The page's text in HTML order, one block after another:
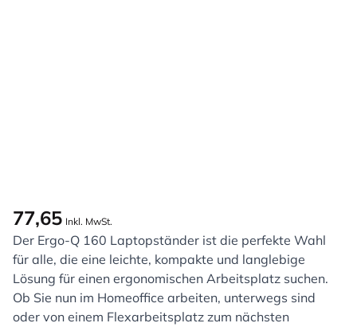
77,65 Inkl. MwSt.
Der Ergo-Q 160 Laptopständer ist die perfekte Wahl
für alle, die eine leichte, kompakte und langlebige
Lösung für einen ergonomischen Arbeitsplatz suchen.
Ob Sie nun im Homeoffice arbeiten, unterwegs sind
oder von einem Flexarbeitsplatz zum nächsten